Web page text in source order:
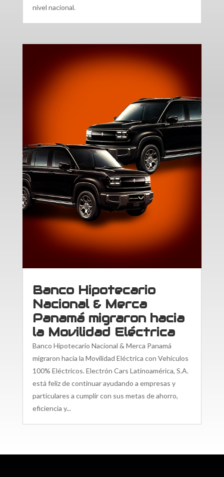
nivel nacional.
Banco Hipotecario
Nacional & Merca
Panamá migraron hacia
la Movilidad Eléctrica
Banco Hipotecario Nacional & Merca Panamá
migraron hacia la Movilidad Eléctrica con Vehículos
100% Eléctricos. Electrón Cars Latinoamérica, S.A.
está feliz de continuar ayudando a empresas y
particulares a cumplir con sus metas de ahorro,
eficiencia y...